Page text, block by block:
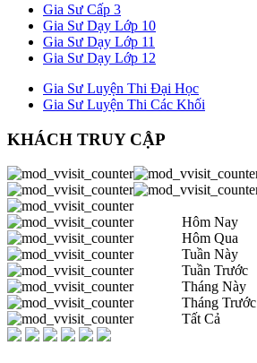
Gia Sư Cấp 3
Gia Sư Dạy Lớp 10
Gia Sư Dạy Lớp 11
Gia Sư Dạy Lớp 12
Gia Sư Luyện Thi Đại Học
Gia Sư Luyện Thi Các Khối
KHÁCH TRUY CẬP
Hôm Nay
Hôm Qua
Tuần Này
Tuần Trước
Tháng Này
Tháng Trước
Tất Cả